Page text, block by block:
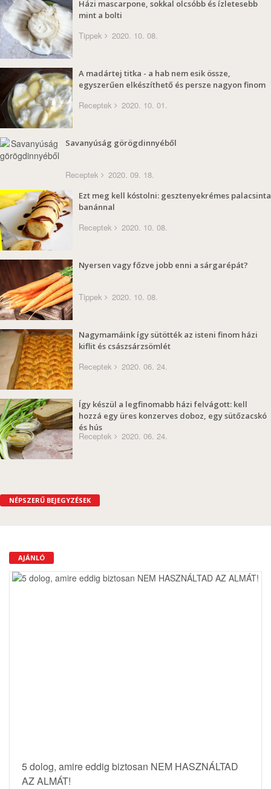
Házi mascarpone, sokkal olcsóbb és ízletesebb
mint a bolti
Tippek 2020. 10. 08.
A madártej titka - a hab nem esik össze,
egyszerűen elkészíthető és persze nagyon finom
Receptek 2020. 10. 01.
Savanyúság görögdinnyéből
Receptek 2020. 09. 18.
Ezt meg kell kóstolni: gesztenyekrémes palacsinta
banánnal
Receptek 2020. 10. 08.
Nyersen vagy főzve jobb enni a sárgarépát?
Tippek 2020. 10. 08.
Nagymamáink így sütötték az isteni finom házi
kiflit és császsárzsömlét
Receptek 2020. 06. 24.
Így készül a legfinomabb házi felvágott: kell
hozzá egy üres konzerves doboz, egy sütőzacskó
és hús
Receptek 2020. 06. 24.
NÉPSZERŰ BEJEGYZÉSEK
AJÁNLÓ
5 dolog, amire eddig biztosan NEM HASZNÁLTAD
AZ ALMÁT!